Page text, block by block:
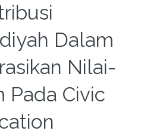
Dalam
Nilai-
Pada Civic